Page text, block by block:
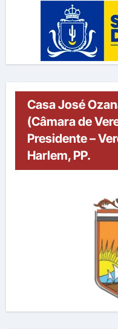
Casa José
(Câmara de
Presidente –
Harlem, PP.